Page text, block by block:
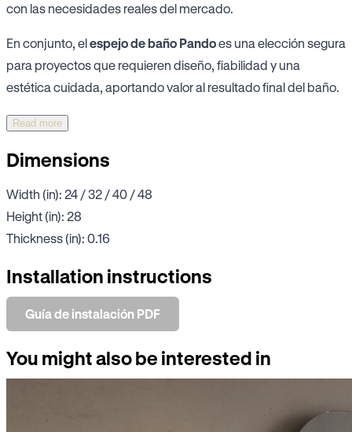
con las necesidades reales del mercado.
En conjunto, elespejo de baño Pandoes una elección segura
para proyectos que requieren diseño, fiabilidad y una
estética cuidada, aportando valor al resultado final del baño.
Read more
Dimensions
Width (in): 24 / 32 / 40 / 48
Height (in): 28
Thickness (in): 0.16
Installation instructions
Guía de instalación PDF
You might also be interested in